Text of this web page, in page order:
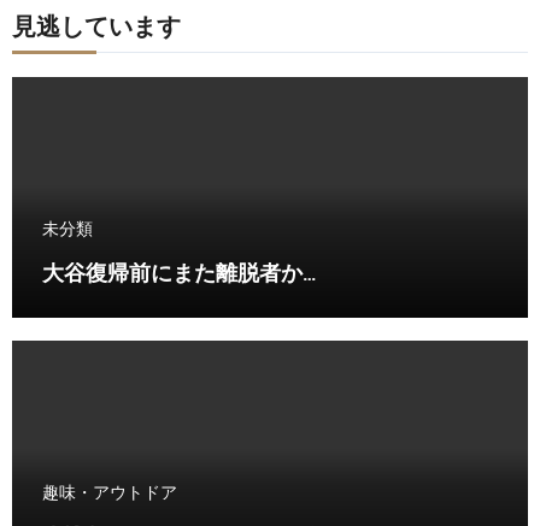
見逃しています
未分類
大谷復帰前にまた離脱者か…
趣味・アウトドア